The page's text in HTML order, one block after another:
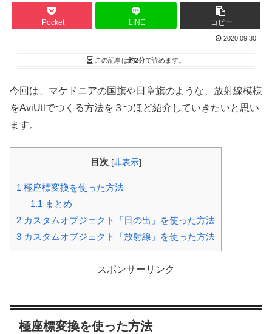
Pocket LINE コピー
2020.09.30
この記事は約2分で読めます。
今回は、マケドニアの国旗や日章旗のような、放射線模様
をAviUtlでつくる方法を３つほど紹介していきたいと思い
ます。
目次 [非表示]
1 極座標変換を使った方法
1.1 まとめ
2 カスタムオブジェクト「日の出」を使った方法
3 カスタムオブジェクト「放射線」を使った方法
スポンサーリンク
極座標変換を使った方法